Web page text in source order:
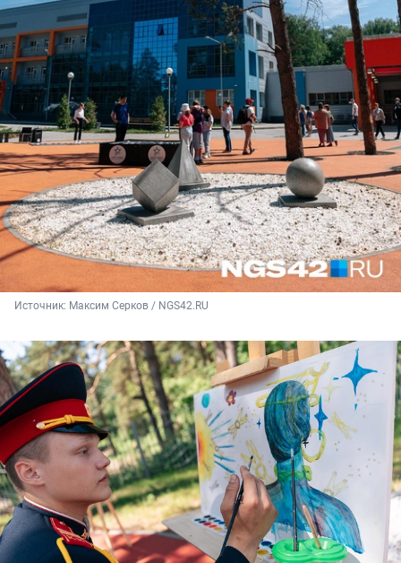
Источник: Максим Серков / NGS42.RU